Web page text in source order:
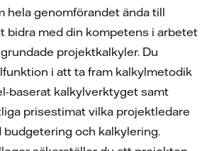
hela genomförandet ända till
bidra med din kompetens i arbetet
projektkalkyler. Du
i att ta fram kalkylmetodik
baserat kalkylverktyget samt
prisestimat vilka projektledare
och kalkylering.